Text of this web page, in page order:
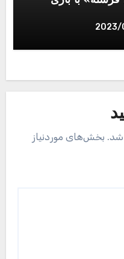
2023/
شد. بخش‌های موردنیاز